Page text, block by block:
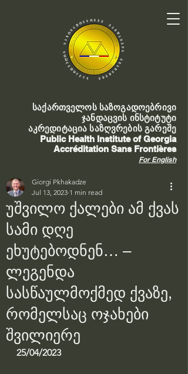
საქართველოს საზოგადოებრივი
ჯანდაცვის ინსტიტუტი
აკრედიტაცია საზღვრების გარეშე
Public Health Institute of Georgia
Accréditation Sans Frontières
For English
უშვილო ქალები ამ ქვას
სამი დღე
ეხუტებოდნენ… –
ლეგენდა
სასწაულმოქმედ ქვაზე,
რომელსაც ოჯახები
შვილიერე
Giorgi Pkhakadze
Jul 13, 2023 1 min read
25/04/2023